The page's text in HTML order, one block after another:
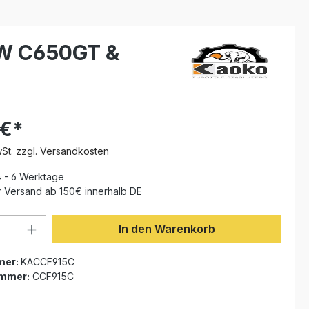
C650GT &
zzgl. Versandkosten
6 Werktage
ab 150€ innerhalb DE
Gib den gewünschten Wert
In den Warenkorb
KACCF915C
CCF915C